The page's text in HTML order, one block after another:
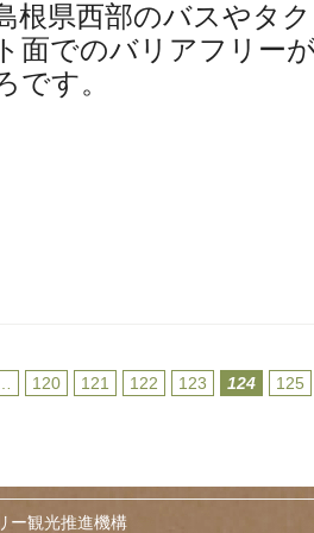
根県西部のバスやタ
面でのバリアフリー
です。
120 121 122 123 124
125
ー観光推進機構